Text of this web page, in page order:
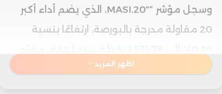
وسجل مؤشر “MASI.20″، الذي يضم أداء أكبر
20 مقاولة مدرجة بالبورصة، ارتفاعًا بنسبة
“MASI.ESG” للشركات الحاصلة على أفضل
اظهر المزيد